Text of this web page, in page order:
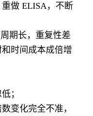
做 ELISA，不断
期长，重复性差
时间成本成倍增
；
变化完全不准，